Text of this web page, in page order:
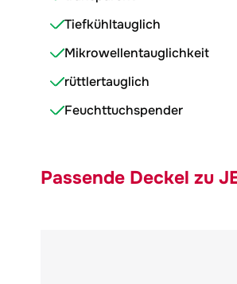
Tiefkühltauglich
Mikrowellentauglichkeit
rüttlertauglich
Feuchttuchspender
Passende Deckel zu